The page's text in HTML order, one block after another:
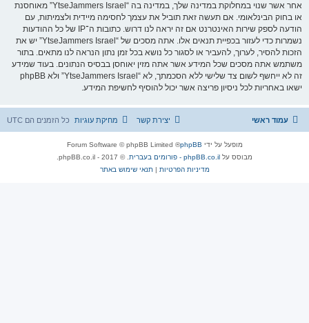
אחר אשר שנוי במחלוקת במדינה שלך, במדינה בה “YtseJammers Israel” מאוחסנת
או בחוק הבינלאומי. אם תעשה זאת תוביל את עצמך לחסימה מיידית ולצמיתות, עם
הודעה לספק שירות האינטרנט אם זה יראה לנו דרוש. כתובות ה־IP של כל ההודעות
נשמרות כדי לעזור בכפיית תנאים אלו. אתה מסכים של “YtseJammers Israel” יש את
הזכות להסיר, לערוך, להעביר או לסגור כל נושא בכל זמן נתון הנראה לנו מתאים. בתור
משתמש אתה מסכים שכל המידע אשר אתה מזין יאוחסן בבסיס הנתונים. בעוד שמידע
זה לא ייחשף לשום צד שלישי ללא הסכמתך, לא “YtseJammers Israel” ולא phpBB
ישאו באחריות לכל ניסיון פריצה אשר יכול להוסיף לחשיפת המידע.
עמוד ראשי כל הזמנים הם UTC מחיקת עוגיות יצירת קשר
מופעל על ידי phpBB
® Forum Software © phpBB Limited
מבוסס על phpBB.co.il - פורומים בעברית
. © 2017 - phpBB.co.il.
מדיניות הפרטיות |תנאי שימוש באתר